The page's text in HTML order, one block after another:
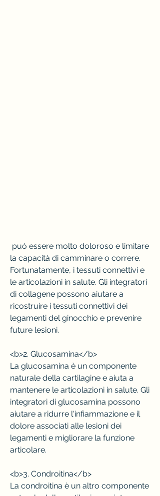
la capacità di camminare o correre.
Fortunatamente, i tessuti connettivi e
le articolazioni in salute. Gli integratori
di collagene possono aiutare a
ricostruire i tessuti connettivi dei
legamenti del ginocchio e prevenire
future lesioni.
<b>2. Glucosamina</b>
La glucosamina è un componente
naturale della cartilagine e aiuta a
mantenere le articolazioni in salute. Gli
integratori di glucosamina possono
aiutare a ridurre l'infiammazione e il
dolore associati alle lesioni dei
legamenti e migliorare la funzione
articolare.
<b>3. Condroitina</b>
La condroitina è un altro componente